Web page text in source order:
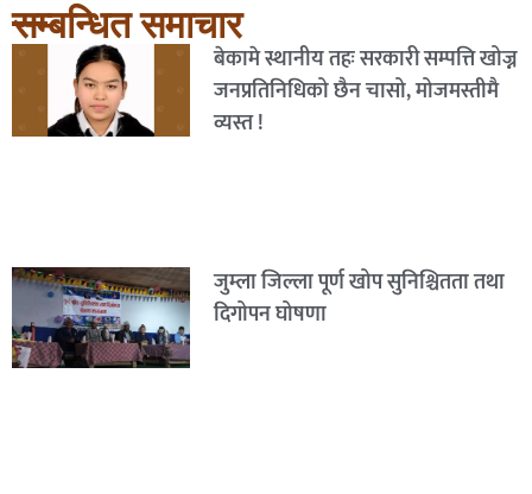
सम्बन्धित समाचार
बेकामे स्थानीय तहः सरकारी सम्पत्ति खोज्न
जनप्रतिनिधिको छैन चासो, मोजमस्तीमै
व्यस्त !
जुम्ला जिल्ला पूर्ण खोप सुनिश्चितता तथा
दिगोपन घोषणा